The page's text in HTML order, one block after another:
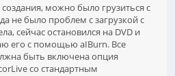
можно было грузиться с
не было проблем с загрузкой с
сейчас остановился на DVD и
его с помощью aIBurn. Все
быть включена опция
со стандартным